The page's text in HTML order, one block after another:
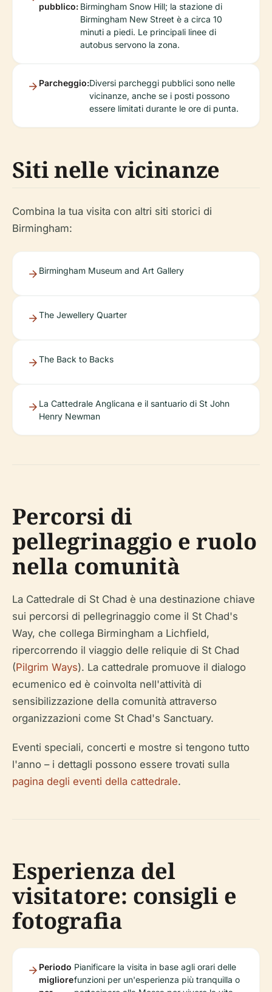
pubblico: Birmingham Snow Hill; la stazione di
Birmingham New Street è a circa 10
minuti a piedi. Le principali linee di
autobus servono la zona.
Parcheggio:Diversi parcheggi pubblici sono nelle
vicinanze, anche se i posti possono
essere limitati durante le ore di punta.
Siti nelle vicinanze
Combina la tua visita con altri siti storici di
Birmingham:
Birmingham Museum and Art Gallery
The Jewellery Quarter
The Back to Backs
La Cattedrale Anglicana e il santuario di St John
Henry Newman
Percorsi di
pellegrinaggio e ruolo
nella comunità
La Cattedrale di St Chad è una destinazione chiave
sui percorsi di pellegrinaggio come il St Chad's
Way, che collega Birmingham a Lichfield,
ripercorrendo il viaggio delle reliquie di St Chad
(Pilgrim Ways). La cattedrale promuove il dialogo
ecumenico ed è coinvolta nell'attività di
sensibilizzazione della comunità attraverso
organizzazioni come St Chad's Sanctuary.
Eventi speciali, concerti e mostre si tengono tutto
l'anno – i dettagli possono essere trovati sulla
pagina degli eventi della cattedrale.
Esperienza del
visitatore: consigli e
fotografia
Periodo
migliore
Pianificare la visita in base agli orari delle
funzioni per un'esperienza più tranquilla o